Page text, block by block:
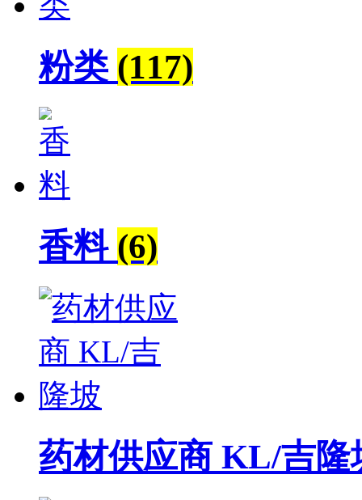
粉类 (117)
香料 (6)
药材供应商 KL/吉